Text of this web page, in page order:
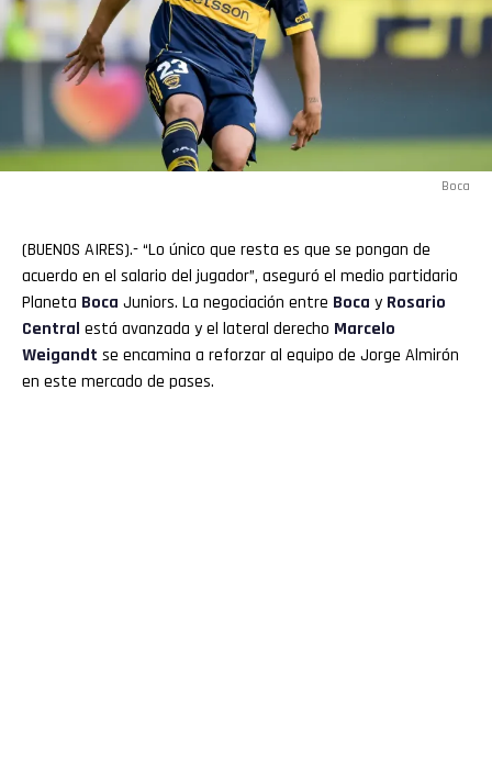
Boca
(BUENOS AIRES).- “Lo único que resta es que se pongan de
acuerdo en el salario del jugador”, aseguró el medio partidario
Planeta Boca Juniors. La negociación entre Boca y Rosario
Central está avanzada y el lateral derecho Marcelo
Weigandt se encamina a reforzar al equipo de Jorge Almirón
en este mercado de pases.